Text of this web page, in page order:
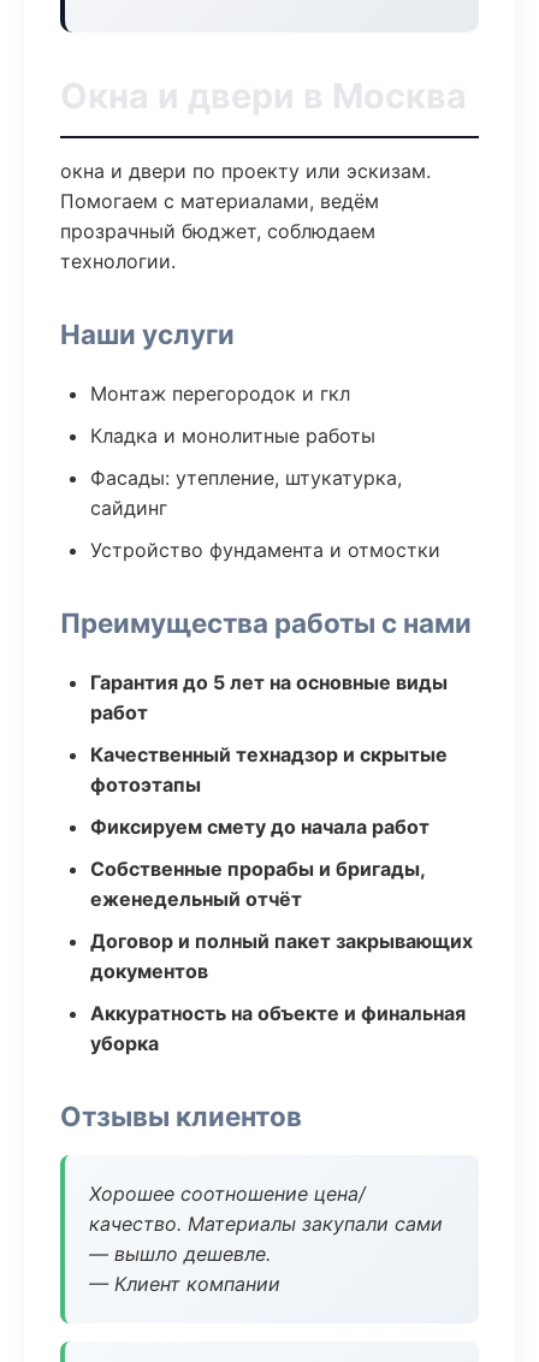
Окна и двери в Москва
окна и двери по проекту или эскизам.
Помогаем с материалами, ведём
прозрачный бюджет, соблюдаем
технологии.
Наши услуги
Монтаж перегородок и гкл
Кладка и монолитные работы
Фасады: утепление, штукатурка,
сайдинг
Устройство фундамента и отмостки
Преимущества работы с нами
Гарантия до 5 лет на основные виды
работ
Качественный технадзор и скрытые
фотоэтапы
Фиксируем смету до начала работ
Собственные прорабы и бригады,
еженедельный отчёт
Договор и полный пакет закрывающих
документов
Аккуратность на объекте и финальная
уборка
Отзывы клиентов
Хорошее соотношение цена/
качество. Материалы закупали сами
— вышло дешевле.
— Клиент компании